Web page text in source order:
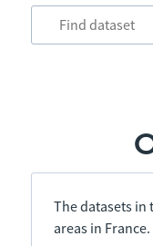
The datasets in
areas in France.